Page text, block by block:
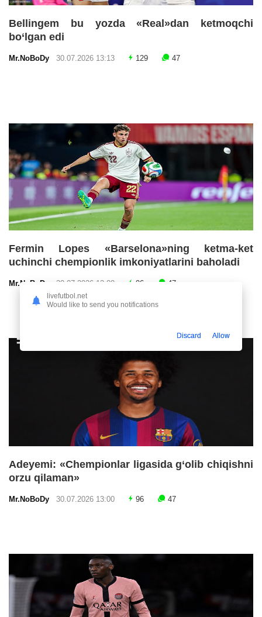
Bellingem bu yozda «Real»dan ketmoqchi
bo‘lgan edi
Mr.NoBoDy 30.07.2026 13:13 129 47
Fermin Lopes «Barselona»ning ketma-ket
uchinchi chempionlik imkoniyatlarini baholadi
Mr.NoBoDy 30.07.2026 13:00 96 47
Adeyemi: «Chempionlar ligasida g‘olib chiqishni
orzu qilaman»
Mr.NoBoDy 30.07.2026 13:00 96 47
livefutbol.net
Would like to send you notifications
Discard Allow